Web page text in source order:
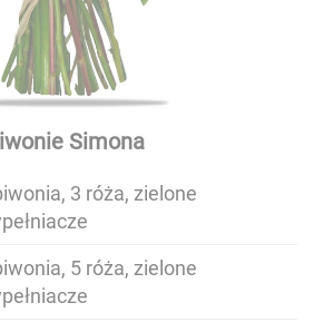
Simona
3 róża, zielone
5 róża, zielone